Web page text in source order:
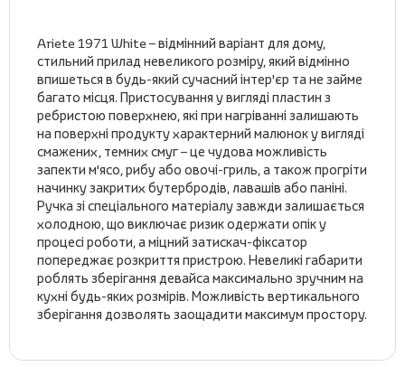
Ariete 1971 White – відмінний варіант для дому,
стильний прилад невеликого розміру, який відмінно
впишеться в будь-який сучасний інтер'єр та не займе
багато місця. Пристосування у вигляді пластин з
ребристою поверхнею, які при нагріванні залишають
на поверхні продукту характерний малюнок у вигляді
смажених, темних смуг – це чудова можливість
запекти м'ясо, рибу або овочі-гриль, а також прогріти
начинку закритих бутербродів, лавашів або паніні.
Ручка зі спеціального матеріалу завжди залишається
холодною, що виключає ризик одержати опік у
процесі роботи, а міцний затискач-фіксатор
попереджає розкриття пристрою. Невеликі габарити
роблять зберігання девайса максимально зручним на
кухні будь-яких розмірів. Можливість вертикального
зберігання дозволять заощадити максимум простору.